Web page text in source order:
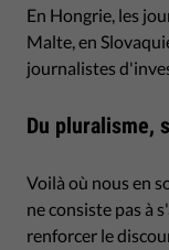
En Hongrie, les
Malte, en
journalistes
Du pluralisme,
Voilà où nous en
ne consiste pas à
renforcer le